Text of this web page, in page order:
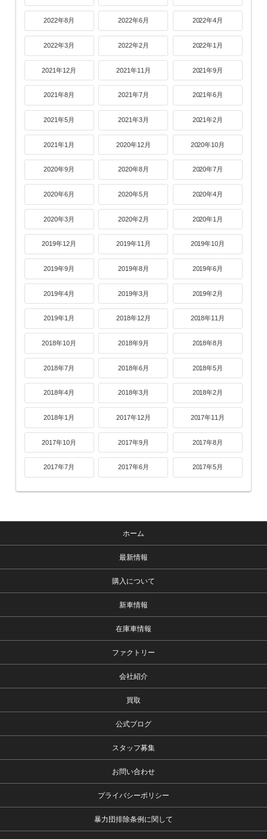
2022年8月 2022年6月 2022年4月
2022年3月 2022年2月 2022年1月
2021年12月 2021年11月 2021年9月
2021年8月 2021年7月 2021年6月
2021年5月 2021年3月 2021年2月
2021年1月 2020年12月 2020年10月
2020年9月 2020年8月 2020年7月
2020年6月 2020年5月 2020年4月
2020年3月 2020年2月 2020年1月
2019年12月 2019年11月 2019年10月
2019年9月 2019年8月 2019年6月
2019年4月 2019年3月 2019年2月
2019年1月 2018年12月 2018年11月
2018年10月 2018年9月 2018年8月
2018年7月 2018年6月 2018年5月
2018年4月 2018年3月 2018年2月
2018年1月 2017年12月 2017年11月
2017年10月 2017年9月 2017年8月
2017年7月 2017年6月 2017年5月
ホーム
最新情報
購入について
新車情報
在庫車情報
ファクトリー
会社紹介
買取
公式ブログ
スタッフ募集
お問い合わせ
プライバシーポリシー
暴力団排除条例に関して